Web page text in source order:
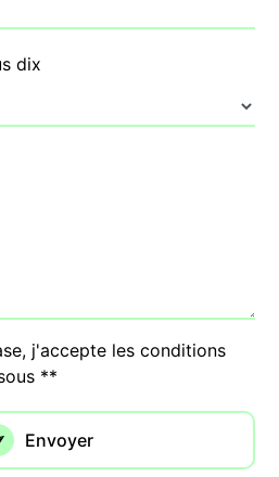
dix
j'accepte les conditions
**
Envoyer